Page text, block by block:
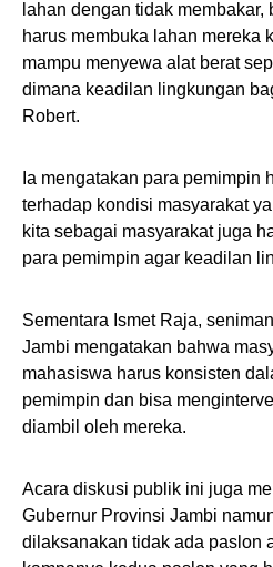
lahan dengan tidak
harus membuka lahan mereka
mampu menyewa alat berat
dimana keadilan lingkungan
Robert.
Ia mengatakan para pemimpin
terhadap kondisi masyarakat
kita sebagai masyarakat juga
para pemimpin agar keadilan
Sementara Ismet Raja,
Jambi mengatakan bahwa
mahasiswa harus konsisten
pemimpin dan bisa
diambil oleh mereka.
Acara diskusi publik ini juga
Gubernur Provinsi Jambi
dilaksanakan tidak ada paslon